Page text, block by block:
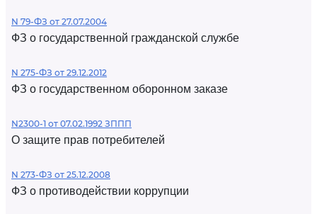
N 79-ФЗ от 27.07.2004
ФЗ о государственной гражданской службе
N 275-ФЗ от 29.12.2012
ФЗ о государственном оборонном заказе
N2300-1 от 07.02.1992 ЗППП
О защите прав потребителей
N 273-ФЗ от 25.12.2008
ФЗ о противодействии коррупции